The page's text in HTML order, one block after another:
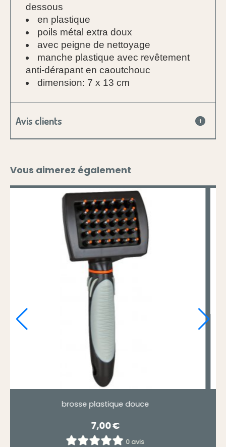
dessous
en plastique
poils métal extra doux
avec peigne de nettoyage
manche plastique avec revêtement
anti-dérapant en caoutchouc
dimension: 7 x 13 cm
Avis clients
Vous aimerez également
brosse plastique douce
7,00€
0 avis